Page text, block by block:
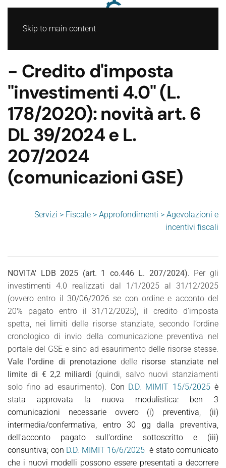
Skip to main content
- Credito d'imposta
"investimenti 4.0" (L.
178/2020): novità art. 6
DL 39/2024 e L.
207/2024
(comunicazioni GSE)
Servizi > Fiscale > Approfondimenti > Agevolazioni e
incentivi fiscali
NOVITA' LDB 2025 (art. 1 co.446 L. 207/2024). Per gli
investimenti 4.0 realizzati dal 1/1/2025 al 31/12/2025
(ovvero entro il 30/06/2026 se con ordine e acconto del
20% pagato entro il 31/12/2025), il credito d’imposta
spetta, nei limiti delle risorse stanziate, secondo l’ordine
cronologico di invio della comunicazione preventiva nel
portale del GSE e sino ad esaurimento delle risorse stesse.
Vale l'ordine di prenotazione delle risorse stanziate nel
limite di € 2,2 miliardi (quindi, salvo nuovi stanziamenti
solo fino ad esaurimento). Con D.D. MIMIT 15/5/2025 è
stata approvata la nuova modulistica: ben 3
comunicazioni necessarie ovvero (i) preventiva, (ii)
intermedia/confermativa, entro 30 gg dalla preventiva,
dell'acconto pagato sull'ordine sottoscritto e (iii)
consuntiva; con D.D. MIMIT 16/6/2025 è stato comunicato
che i nuovi modelli possono essere presentati a decorrere